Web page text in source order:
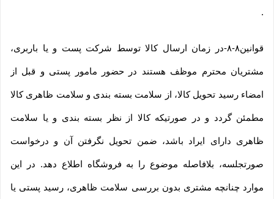
.
قوانین۸-۸-در زمان ارسال کالا توسط شرکت پست و یا باربری،
مشتریان محترم موظف هستند در حضور مامور پستی و قبل از
امضاء رسید تحویل کالا، از سلامت بسته بندی و سلامت ظاهری کالا
مطمئن گردد و در صورتیکه کالا از نظر بسته بندی و یا سلامت
ظاهری دارای ایراد باشد، ضمن تحویل نگرفتن آن و درخواست
صورتجلسه، بلافاصله موضوع را به فروشگاه اطلاع دهد. در این
موارد چنانچه مشتری بدون بررسی سلامت ظاهری، رسید پستی یا